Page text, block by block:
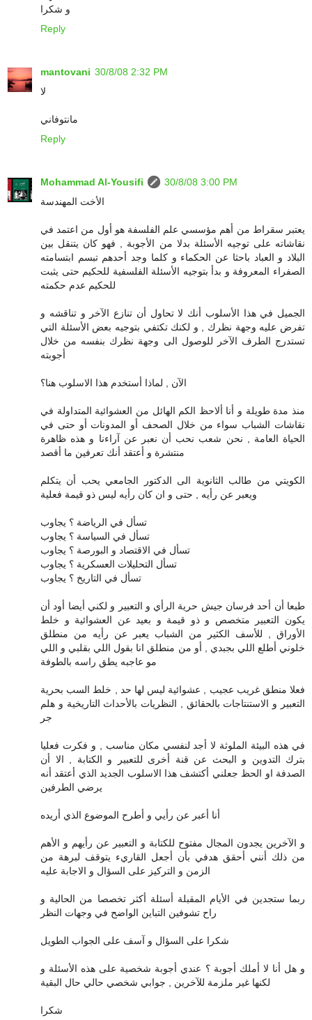
و شكرا
Reply
mantovani 30/8/08 2:32 PM
لا
مانتوفاني
Reply
Mohammad Al-Yousifi
30/8/08 3:00 PM
الأخت المهندسة
يعتبر سقراط من أهم مؤسسي علم الفلسفة هو أول من اعتمد في
نقاشاته على توجيه الأسئلة بدلا من الأجوبة , فهو كان يتنقل بين
البلاد و العباد باحثا عن الحكماء و كلما وجد أحدهم تبسم ابتسامته
الصفراء المعروفة و بدأ بتوجيه الأسئلة الفلسفية للحكيم حتى يثبت
للحكيم عدم حكمته
الجميل في هذا الأسلوب أنك لا تحاول أن تنازع الآخر و تناقشه و
تفرض عليه وجهة نظرك , و لكنك تكتفي بتوجيه بعض الأسئلة التي
تستدرج الطرف الآخر للوصول الى وجهة نظرك بنفسه من خلال
أجوبته
الآن , لماذا أستخدم هذا الاسلوب هنا؟
منذ مدة طويلة و أنا ألاحظ الكم الهائل من العشوائية المتداولة في
نقاشات الشباب سواء من خلال الصحف أو المدونات أو حتى في
الحياة العامة , نحن شعب نحب أن نعبر عن آراءنا و هذه ظاهرة
منتشرة و أعتقد أنك تعرفين ما أقصد
الكويتي من طالب الثانوية الى الدكتور الجامعي يحب أن يتكلم
ويعبر عن رأيه , حتى و ان كان رأيه ليس ذو قيمة فعلية
تسأل في الرياضة ؟ يجاوب
تسأل في السياسة ؟ يجاوب
تسأل في الاقتصاد و البورصة ؟ يجاوب
تسأل التحليلات العسكرية ؟ يجاوب
تسأل في التاريخ ؟ يجاوب
طبعا أن أحد فرسان جيش حرية الرأي و التعبير و لكني أيضا أود أن
يكون التعبير متخصص و ذو قيمة و بعيد عن العشوائية و خلط
الأوراق , للأسف الكثير من الشباب يعبر عن رأيه من منطلق
خلوني أطلع اللي بجبدي , أو من منطلق انا بقول اللي بقلبي و اللي
مو عاجبه يطق راسه بالطوفة
فعلا منطق غريب عجيب , عشوائية ليس لها حد , خلط السب بحرية
التعبير و الاستنتاجات بالحقائق , النظريات بالأحداث التاريخية و هلم
جر
في هذه البيئة الملوثة لا أجد لنفسي مكان مناسب , و فكرت فعليا
بترك التدوين و البحث عن قنة أخرى للتعبير و الكتابة , الا أن
الصدفة او الحظ جعلني أكتشف هذا الاسلوب الجديد الذي أعتقد أنه
يرضي الطرفين
أنا أعبر عن رأيي و أطرح الموضوع الذي أريده
و الآخرين يجدون المجال مفتوح للكتابة و التعبير عن رأيهم و الأهم
من ذلك أنني أحقق هدفي بأن أجعل القاريء يتوقف لبرهة من
الزمن و التركيز على السؤال و الاجابة عليه
ربما ستجدين في الأيام المقبلة أسئلة أكثر تخصصا من الحالية و
راح تشوفين التباين الواضح في وجهات النظر
شكرا على السؤال و آسف على الجواب الطويل
و هل أنا لا أملك أجوبة ؟ عندي أجوبة شخصية على هذه الأسئلة و
لكنها غير ملزمة للآخرين , جوابي شخصي حالي حال البقية
شكرا